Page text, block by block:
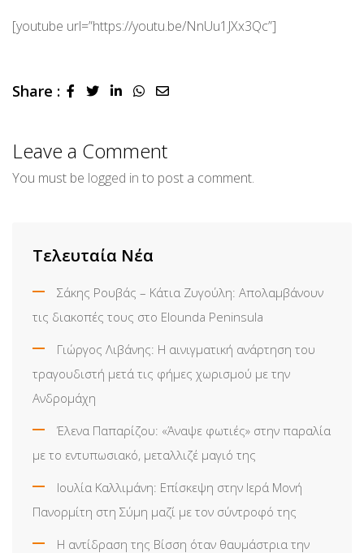
[youtube url=”https://youtu.be/NnUu1JXx3Qc”]
Share : LinkedInWhatsapp
Share
Leave a Comment
You must be logged in to post a comment.
Τελευταία Νέα
Σάκης Ρουβάς – Κάτια Ζυγούλη: Απολαμβάνουν
τις διακοπές τους στο Elounda Peninsula
Γιώργος Λιβάνης: Η αινιγματική ανάρτηση του
τραγουδιστή μετά τις φήμες χωρισμού με την
Ανδρομάχη
Έλενα Παπαρίζου: «Άναψε φωτιές» στην παραλία
με το εντυπωσιακό, μεταλλιζέ μαγιό της
Ιουλία Καλλιμάνη: Επίσκεψη στην Ιερά Μονή
Πανορμίτη στη Σύμη μαζί με τον σύντροφό της
Η αντίδραση της Βίσση όταν θαυμάστρια την